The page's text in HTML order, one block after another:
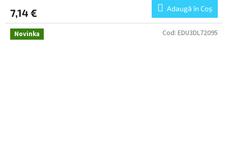
7,14 € Adaugă în Coş
Novinka Cod: EDU3DL72095